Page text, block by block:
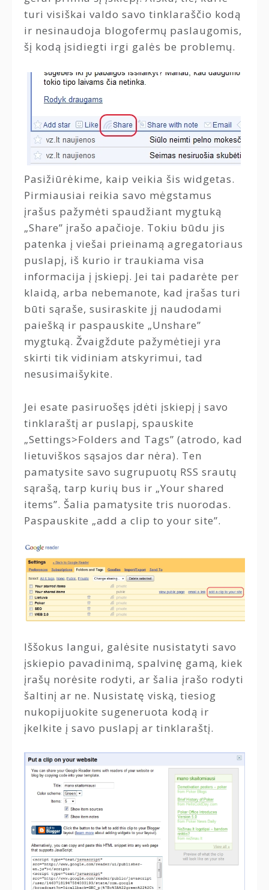
turi visiškai valdo savo tinklaraščio kodą
ir nesinaudoja blogofermų paslaugomis,
šį kodą įsidiegti irgi galės be problemų.
Pasižiūrėkime, kaip veikia šis widgetas.
Pirmiausiai reikia savo mėgstamus
įrašus pažymėti spaudžiant mygtuką
„Share” įrašo apačioje. Tokiu būdu jis
patenka į viešai prieinamą agregatoriaus
puslapį, iš kurio ir traukiama visa
informacija į įskiepį. Jei tai padarėte per
klaidą, arba nebemanote, kad įrašas turi
būti sąraše, susiraskite jį naudodami
paiešką ir paspauskite „Unshare”
mygtuką. Žvaigždute pažymėtieji yra
skirti tik vidiniam atskyrimui, tad
nesusimaišykite.
Jei esate pasiruošęs įdėti įskiepį į savo
tinklaraštį ar puslapį, spauskite
„Settings>Folders and Tags” (atrodo, kad
lietuviškos sąsajos dar nėra). Ten
pamatysite savo sugrupuotų RSS srautų
sąrašą, tarp kurių bus ir „Your shared
items”. Šalia pamatysite tris nuorodas.
Paspauskite „add a clip to your site”.
Iššokus langui, galėsite nusistatyti savo
įskiepio pavadinimą, spalvinę gamą, kiek
įrašų norėsite rodyti, ar šalia įrašo rodyti
šaltinį ar ne. Nusistatę viską, tiesiog
nukopijuokite sugeneruota kodą ir
įkelkite į savo puslapį ar tinklaraštį.